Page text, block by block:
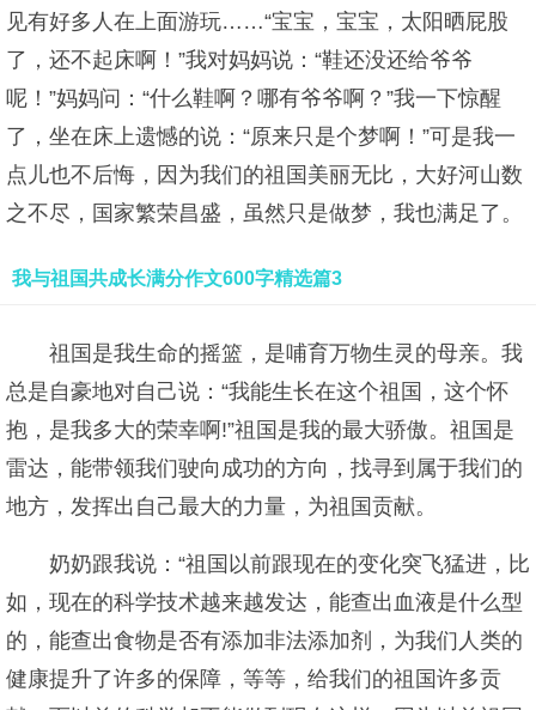
见有好多人在上面游玩……“宝宝，宝宝，太阳晒屁股
了，还不起床啊！”我对妈妈说：“鞋还没还给爷爷
呢！”妈妈问：“什么鞋啊？哪有爷爷啊？”我一下惊醒
了，坐在床上遗憾的说：“原来只是个梦啊！”可是我一
点儿也不后悔，因为我们的祖国美丽无比，大好河山数
之不尽，国家繁荣昌盛，虽然只是做梦，我也满足了。
我与祖国共成长满分作文600字精选篇3
祖国是我生命的摇篮，是哺育万物生灵的母亲。我
总是自豪地对自己说：“我能生长在这个祖国，这个怀
抱，是我多大的荣幸啊!”祖国是我的最大骄傲。祖国是
雷达，能带领我们驶向成功的方向，找寻到属于我们的
地方，发挥出自己最大的力量，为祖国贡献。
奶奶跟我说：“祖国以前跟现在的变化突飞猛进，比
如，现在的科学技术越来越发达，能查出血液是什么型
的，能查出食物是否有添加非法添加剂，为我们人类的
健康提升了许多的保障，等等，给我们的祖国许多贡